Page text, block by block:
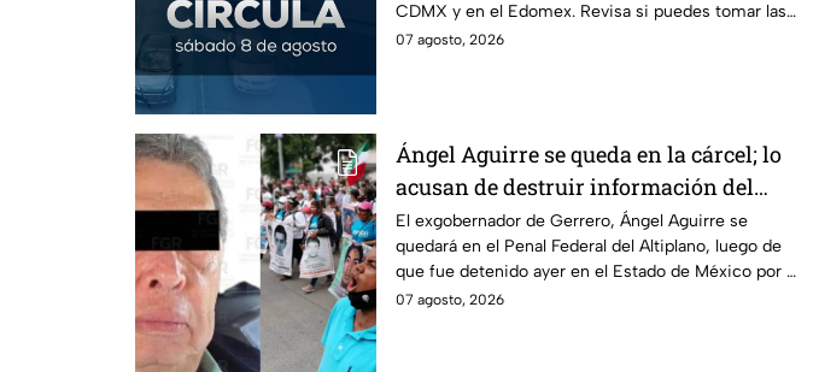
CDMX y en el Edomex. Revisa si puedes tomar las
llaves y arrancar.
07 agosto, 2026
Ángel Aguirre se queda en la cárcel; lo
acusan de destruir información del
caso Ayotzinapa
El exgobernador de Gerrero, Ángel Aguirre se
quedará en el Penal Federal del Altiplano, luego de
que fue detenido ayer en el Estado de México por el
caso Ayotzinapa.
07 agosto, 2026